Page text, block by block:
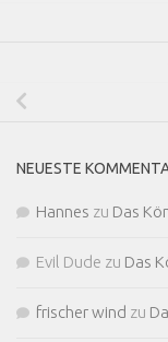
NEUESTE
Hannes zu Das
Evil Dude zu Das
frischer wind zu